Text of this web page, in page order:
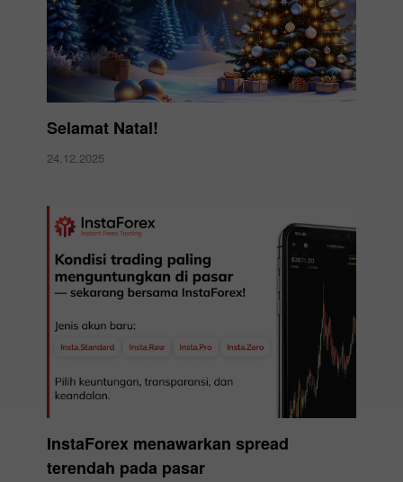
Selamat Natal!
24.12.2025
InstaForex menawarkan spread
terendah pada pasar